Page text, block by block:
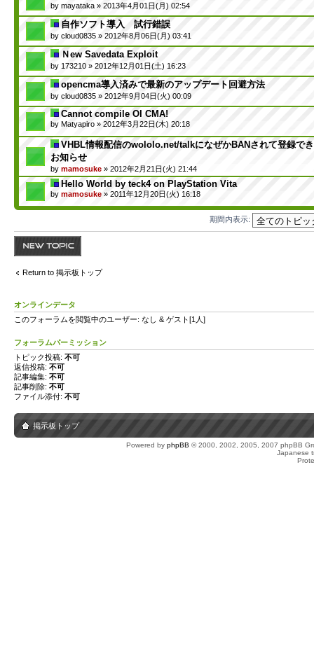
by mayataka » 2013年4月01日(月) 02:54
自作ソフト導入 試行錯誤
by cloud0835 » 2012年8月06日(月) 03:41
Ｎew Savedata Exploit
by 173210 » 2012年12月01日(土) 16:23
opencma導入済みで最新のアップデート回避方法
by cloud0835 » 2012年9月04日(火) 00:09
Cannot compile OI CMA!
by Matyapiro » 2012年3月22日(木) 20:18
VHBL情報配信のwololo.net/talkになぜかBANされて登録で
お知らせ
by mamosuke » 2012年2月21日(火) 21:44
Hello World by teck4 on PlayStation Vita
by mamosuke » 2011年12月20日(火) 16:18
期間内表示:
Return to 掲示板トップ
オンラインデータ
このフォーラムを閲覧中のユーザー: なし & ゲスト[1人]
フォーラムパーミッション
トピック投稿: 不可
返信投稿: 不可
記事編集: 不可
記事削除: 不可
ファイル添付: 不可
掲示板トップ
Powered by phpBB © 2000, 2002, 2005, 2007 phpBB
Japanese